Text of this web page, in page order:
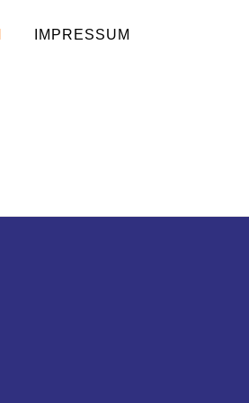
IMPRESSUM